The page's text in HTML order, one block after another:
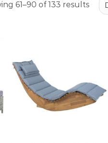
61–90 of 133 results